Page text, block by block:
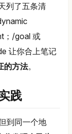
列了五条清
；/goal 或
让你合上笔记
的方法。
践
到同一个地